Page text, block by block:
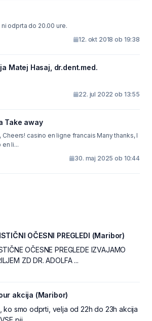
odprta do 20.00 ure.
12. okt 2018 ob 19:38
Matej Hasaj, dr.dent.med.
22. jul 2022 ob 13:55
Take away
casino en ligne francais Many thanks, I
li...
30. maj 2025 ob 10:44
OČESNI PREGLEDI (Maribor)
OČESNE PREGLEDE IZVAJAMO
ZD DR. ADOLFA ...
akcija (Maribor)
ko smo odprti, velja od 22h do 23h akcija